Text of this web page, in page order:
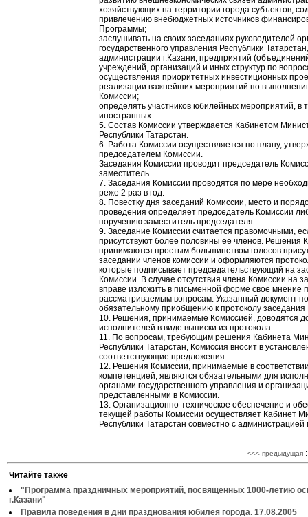
хозяйствующих на территории города субъектов,
привлечению внебюджетных источников
Программы;
заслушивать на своих заседаниях руководителей
государственного управления Республики Татарстан,
администрации г.Казани, предприятий
учреждений, организаций и иных структур по
осуществления приоритетных инвестиционных
реализации важнейших мероприятий по
Комиссии;
определять участников юбилейных мероприятий, в
иностранных.
5. Состав Комиссии утверждается Кабинетом
Республики Татарстан.
6. Работа Комиссии осуществляется по плану,
председателем Комиссии.
Заседания Комиссии проводит председатель
заместитель.
7. Заседания Комиссии проводятся по мере
реже 2 раз в год.
8. Повестку дня заседаний Комиссии, место и
проведения определяет председатель Комиссии
поручению заместитель председателя.
9. Заседание Комиссии считается правомочными,
присутствуют более половины ее членов. Решения
принимаются простым большинством голосов
заседании членов комиссии и оформляются
которые подписывает председательствующий на
Комиссии. В случае отсутствия члена Комиссии на
вправе изложить в письменной форме свое мнение
рассматриваемым вопросам. Указанный документ
обязательному приобщению к протоколу заседания
10. Решения, принимаемые Комиссией, доводятся
исполнителей в виде выписки из протокола.
11. По вопросам, требующим решения Кабинета
Республики Татарстан, Комиссия вносит в
соответствующие предложения.
12. Решения Комиссии, принимаемые в
компетенцией, являются обязательными для
органами государственного управления и
представленными в Комиссии.
13. Организационно-техническое обеспечение и
текущей работы Комиссии осуществляет Кабинет
Республики Татарстан совместно с администрацией
<<< предыдущая
Читайте также
"Программа праздничных мероприятий, посвященных 1000-летию
г.Казани"
Правила поведения в дни празднования юбилея города. 17.08.2005